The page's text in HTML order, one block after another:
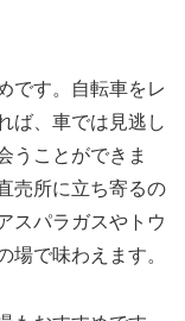
です。自転車をレ
ば、車では見逃し
うことができま
売所に立ち寄るの
スパラガスやトウ
場で味わえます。